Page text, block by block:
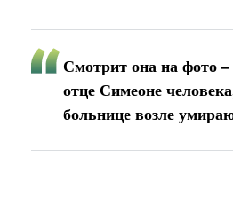
Смотрит она на фото –
отце Симеоне
больнице возле